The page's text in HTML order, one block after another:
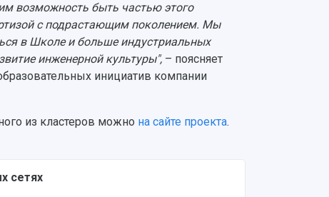
возможность быть частью этого
с подрастающим поколением. Мы
в Школе и больше индустриальных
инженерной культуры", – поясняет
инициатив компании
из кластеров можно на сайте проекта.
сетях